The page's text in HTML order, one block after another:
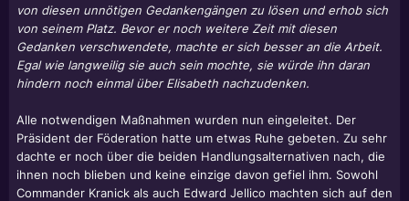
von diesen unnötigen Gedankengängen zu lösen und erhob sich
von seinem Platz. Bevor er noch weitere Zeit mit diesen
Gedanken verschwendete, machte er sich besser an die Arbeit.
Egal wie langweilig sie auch sein mochte, sie würde ihn daran
hindern noch einmal über Elisabeth nachzudenken.
Alle notwendigen Maßnahmen wurden nun eingeleitet. Der
Präsident der Föderation hatte um etwas Ruhe gebeten. Zu sehr
dachte er noch über die beiden Handlungsalternativen nach, die
ihnen noch blieben und keine einzige davon gefiel ihm. Sowohl
Commander Kranick als auch Edward Jellico machten sich auf den